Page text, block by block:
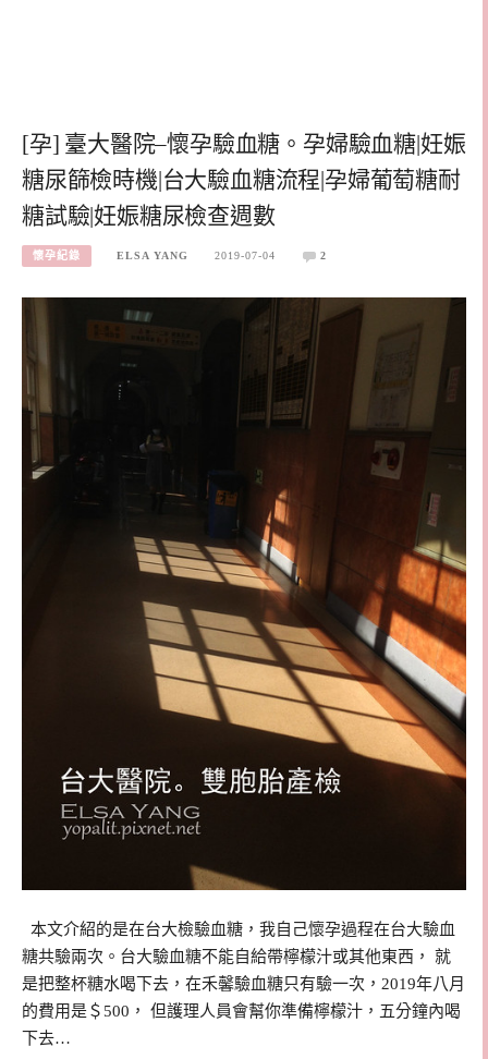
[孕] 臺大醫院–懷孕驗血糖。孕婦驗血糖|妊娠
糖尿篩檢時機|台大驗血糖流程|孕婦葡萄糖耐
糖試驗|妊娠糖尿檢查週數
懷孕紀錄 ELSA YANG 2019-07-04 2
本文介紹的是在台大檢驗血糖，我自己懷孕過程在台大驗血
糖共驗兩次。台大驗血糖不能自給帶檸檬汁或其他東西， 就
是把整杯糖水喝下去，在禾馨驗血糖只有驗一次，2019年八月
的費用是＄500， 但護理人員會幫你準備檸檬汁，五分鐘內喝
下去…